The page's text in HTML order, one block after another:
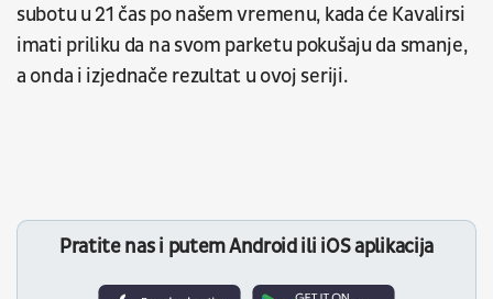
subotu u 21 čas po našem vremenu, kada će Kavalirsi
imati priliku da na svom parketu pokušaju da smanje,
a onda i izjednače rezultat u ovoj seriji.
Pratite nas i putem Android ili iOS aplikacija